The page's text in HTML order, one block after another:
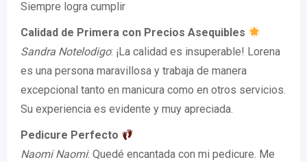
Siempre logra cumplir
Calidad de Primera con Precios Asequibles
Sandra Notelodigo: ¡La calidad es insuperable! Lorena
es una persona maravillosa y trabaja de manera
excepcional tanto en manicura como en otros servicios.
Su experiencia es evidente y muy apreciada.
Pedicure Perfecto
Naomi Naomi: Quedé encantada con mi pedicure. Me